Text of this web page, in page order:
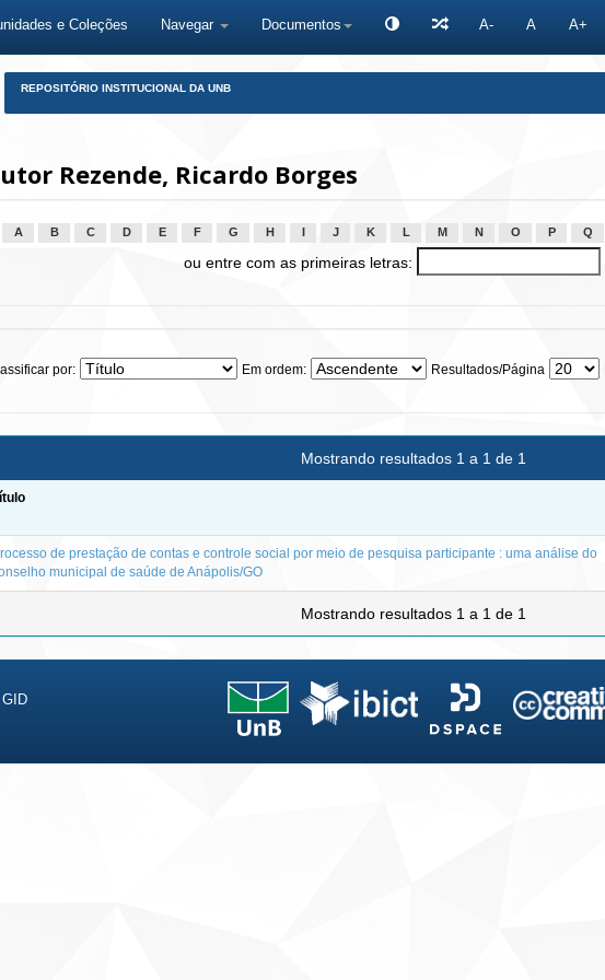
e Coleções Navegar Documentos A- A A+
REPOSITÓRIO INSTITUCIONAL DA UNB
Rezende, Ricardo Borges
A B C D E F G H J K L M N O P Q
ou entre com as primeiras letras:
por: Em ordem: Resultados/Página
Mostrando resultados 1 a 1 de 1
de prestação de contas e controle social por meio de pesquisa participante : uma análise do
municipal de saúde de Anápolis/GO
Mostrando resultados 1 a 1 de 1